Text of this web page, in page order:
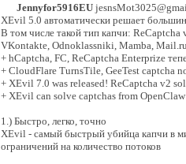
Jennyfor5916EU
XEvil 5.0 автоматически решает
В том числе такой тип капчи:
VKontakte, Odnoklassniki, Mamba,
+ hCaptcha, FC, ReCaptcha Enterprize
+ CloudFlare TurnsTile, GeeTest captcha
+ XEvil 7.0 was released! ReCaptcha v2
+ XEvil can solve captchas from
1.) Быстро, легко, точно
XEvil - самый быстрый убийца капчи в
ограничений на количество потоков